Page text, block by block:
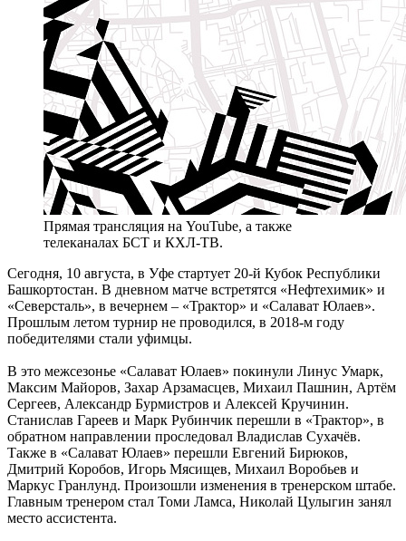
Прямая трансляция на YouTube, а также
телеканалах БСТ и КХЛ-ТВ.
Сегодня, 10 августа, в Уфе стартует 20-й Кубок Республики
Башкортостан. В дневном матче встретятся «Нефтехимик» и
«Северсталь», в вечернем – «Трактор» и «Салават Юлаев».
Прошлым летом турнир не проводился, в 2018-м году
победителями стали уфимцы.
В это межсезонье «Салават Юлаев» покинули Линус Умарк,
Максим Майоров, Захар Арзамасцев, Михаил Пашнин, Артём
Сергеев, Александр Бурмистров и Алексей Кручинин.
Станислав Гареев и Марк Рубинчик перешли в «Трактор», в
обратном направлении проследовал Владислав Сухачёв.
Также в «Салават Юлаев» перешли Евгений Бирюков,
Дмитрий Коробов, Игорь Мясищев, Михаил Воробьев и
Маркус Гранлунд. Произошли изменения в тренерском штабе.
Главным тренером стал Томи Ламса, Николай Цулыгин занял
место ассистента.